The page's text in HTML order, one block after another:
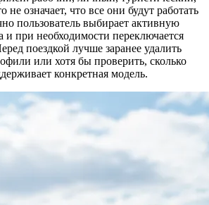
означает, что все они будут работать
пользователь выбирает активную
и при необходимости переключается
поездкой лучше заранее удалить
или хотя бы проверить, сколько
конкретная модель.